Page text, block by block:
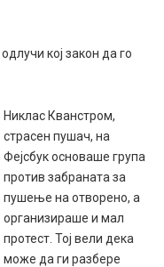
кој закон да го
Никлас Кванстром,
страсен пушач, на
Фејсбук основаше група
против забраната за
пушење на отворено, а
организираше и мал
протест. Тој вели дека
може да ги разбере